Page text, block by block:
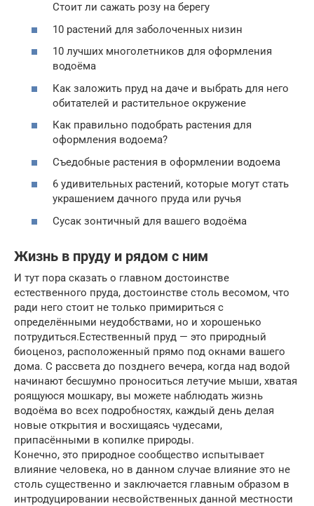
Стоит ли сажать розу на берегу
10 растений для заболоченных низин
10 лучших многолетников для оформления
водоёма
Как заложить пруд на даче и выбрать для него
обитателей и растительное окружение
Как правильно подобрать растения для
оформления водоема?
Съедобные растения в оформлении водоема
6 удивительных растений, которые могут стать
украшением дачного пруда или ручья
Сусак зонтичный для вашего водоёма
Жизнь в пруду и рядом с ним
И тут пора сказать о главном достоинстве
естественного пруда, достоинстве столь весомом, что
ради него стоит не только примириться с
определёнными неудобствами, но и хорошенько
потрудиться.Естественный пруд — это природный
биоценоз, расположенный прямо под окнами вашего
дома. С рассвета до позднего вечера, когда над водой
начинают бесшумно проноситься летучие мыши, хватая
роящуюся мошкару, вы можете наблюдать жизнь
водоёма во всех подробностях, каждый день делая
новые открытия и восхищаясь чудесами,
припасёнными в копилке природы.
Конечно, это природное сообщество испытывает
влияние человека, но в данном случае влияние это не
столь существенно и заключается главным образом в
интродуцировании несвойственных данной местности